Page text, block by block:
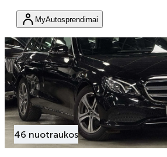
MyAutosprendimai
46 nuotraukos